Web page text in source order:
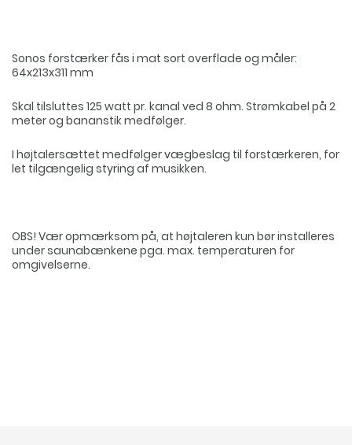
Sonos forstærker fås i mat sort overflade og måler:
64x213x311 mm
Skal tilsluttes 125 watt pr. kanal ved 8 ohm. Strømkabel på 2
meter og bananstik medfølger.
I højtalersættet medfølger vægbeslag til forstærkeren, for
let tilgængelig styring af musikken.
OBS! Vær opmærksom på, at højtaleren kun bør installeres
under saunabænkene pga. max. temperaturen for
omgivelserne.